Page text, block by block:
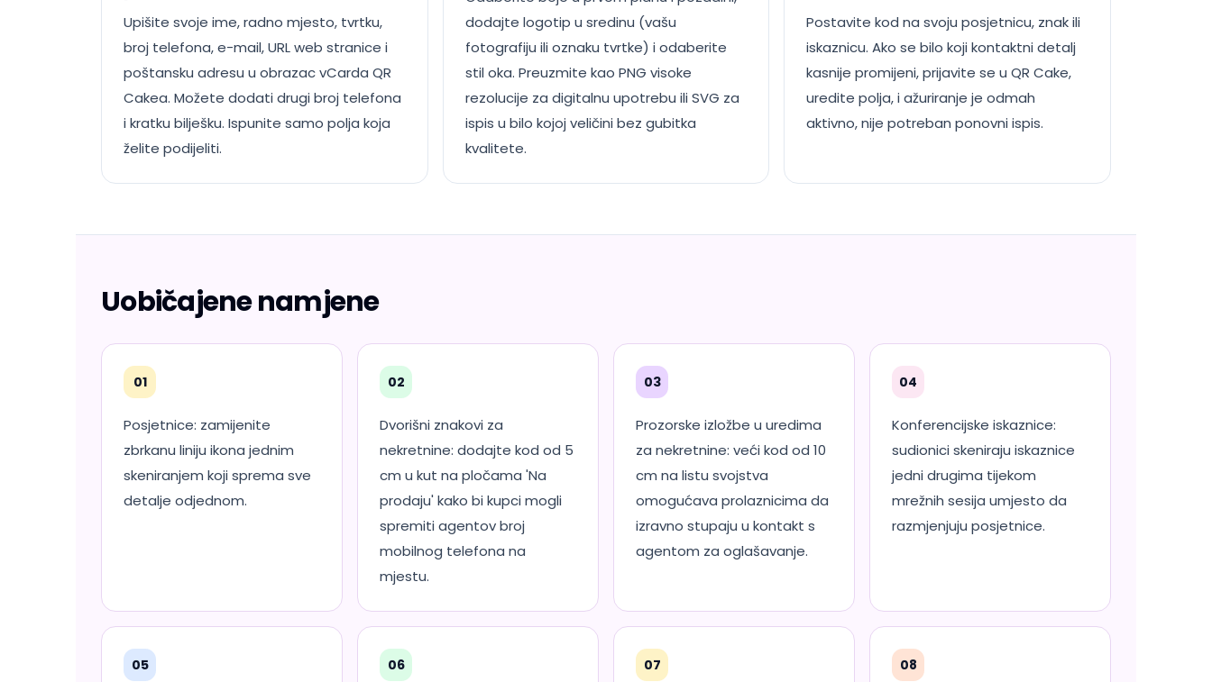
Upišite svoje ime, radno mjesto, tvrtku,
broj telefona, e-mail, URL web stranice i
poštansku adresu u obrazac vCarda QR
Cakea. Možete dodati drugi broj telefona
i kratku bilješku. Ispunite samo polja koja
želite podijeliti.
dodajte logotip u sredinu (vašu
fotografiju ili oznaku tvrtke) i odaberite
stil oka. Preuzmite kao PNG visoke
rezolucije za digitalnu upotrebu ili SVG za
ispis u bilo kojoj veličini bez gubitka
kvalitete.
Postavite kod na svoju posjetnicu, znak ili
iskaznicu. Ako se bilo koji kontaktni detalj
kasnije promijeni, prijavite se u QR Cake,
uredite polja, i ažuriranje je odmah
aktivno, nije potreban ponovni ispis.
Uobičajene namjene
01
Posjetnice: zamijenite
zbrkanu liniju ikona jednim
skeniranjem koji sprema sve
detalje odjednom.
02
Dvorišni znakovi za
nekretnine: dodajte kod od 5
cm u kut na pločama 'Na
prodaju' kako bi kupci mogli
spremiti agentov broj
mobilnog telefona na
mjestu.
03
Prozorske izložbe u uredima
za nekretnine: veći kod od 10
cm na listu svojstva
omogućava prolaznicima da
izravno stupaju u kontakt s
agentom za oglašavanje.
04
Konferencijske iskaznice:
sudionici skeniraju iskaznice
jedni drugima tijekom
mrežnih sesija umjesto da
razmjenjuju posjetnice.
05 06 07 08